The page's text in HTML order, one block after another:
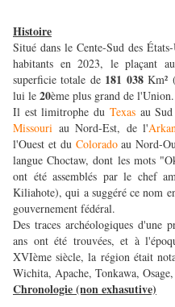
Histoire
Situé dans le Cente-Sud des
habitants en 2023, le plaçant au
superficie totale de 181 038Km²
lui le 20ème plus grand de l'Union.
Il est limitrophe du Texasau Sud
Missouri au Nord-Est, de l'
l'Ouest et du Coloradoau Nord-
langue Choctaw, dont les mots
ont été assemblés par le chef
Kiliahote), qui a suggéré ce nom
gouvernement fédéral.
Des traces archéologiques d'une
ans ont été trouvées, et à
XVIème siècle, la région était
Wichita, Apache, Tonkawa,
Chronologie (non exhasutive)